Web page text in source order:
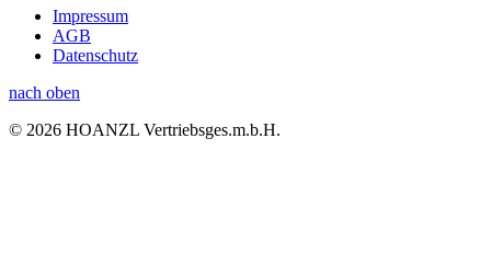
Impressum
AGB
Datenschutz
nach oben
© 2026 HOANZL Vertriebsges.m.b.H.